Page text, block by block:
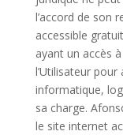
l’accord de son
accessible
ayant un accès
l’Utilisateur
informatique,
sa charge.
le site internet